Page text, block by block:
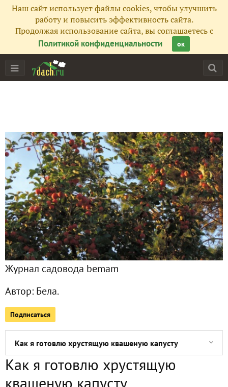
Наш сайт использует файлы cookies, чтобы улучшить
работу и повысить эффективность сайта.
Продолжая использование сайта, вы соглашаетесь с
Политикой конфиденциальности
ок
Журнал садовода bemam
Автор: Бела.
Подписаться
Главная
Фото 277
Сейчас обсуждают
Пришла зима
Приз от Махеевъ получен
Повидалась я с садом!
Ровно месяц рассаде
Посадочный день 20 марта
Как я готовлю хрустящую квашеную капусту
Посадка лука под зиму
Как я готовлю хрустящую
квашеную капусту